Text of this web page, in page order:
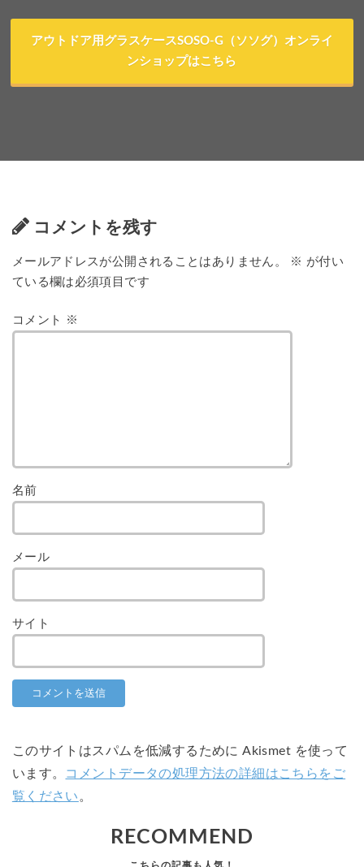
アウトドア用グラスケースSOSO-G（ソソグ）オンライ
ンショップはこちら
コメントを残す
メールアドレスが公開されることはありません。 ※ が付い
ている欄は必須項目です
コメント ※
名前
メール
サイト
このサイトはスパムを低減するために Akismet を使って
います。 コメントデータの処理方法の詳細はこちらをご
覧ください 。
RECOMMEND